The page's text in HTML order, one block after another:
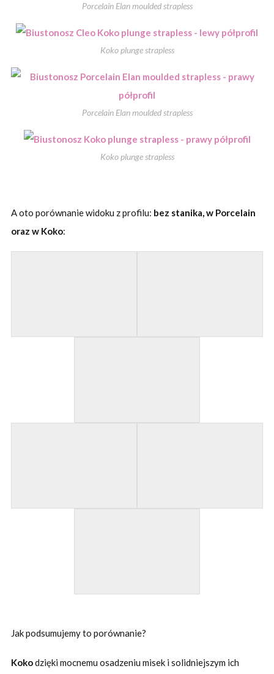
Porcelain Elan moulded strapless
Koko plunge strapless
Porcelain Elan moulded strapless
Koko plunge strapless
A oto porównanie widoku z profilu: bez stanika, w Porcelain
oraz w Koko:
Jak podsumujemy to porównanie?
Kokodzięki mocnemu osadzeniu misek i solidniejszym ich